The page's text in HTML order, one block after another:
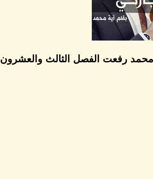
محمد رفعت الفصل الثالث والعشرون